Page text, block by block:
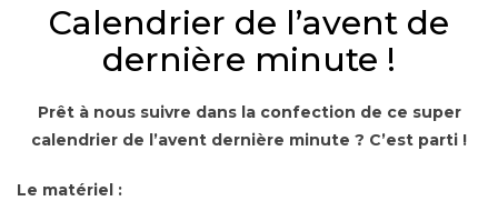
Calendrier de l’avent de
dernière minute !
Prêt à nous suivre dans la confection de ce super
calendrier de l’avent dernière minute ? C’est parti !
Le matériel :